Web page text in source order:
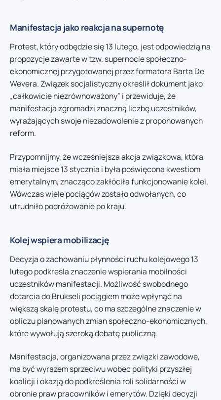
Manifestacja jako reakcja na supernotę
Protest, który odbędzie się 13 lutego, jest odpowiedzią na
propozycje zawarte w tzw. supernocie społeczno-
ekonomicznej przygotowanej przez formatora Barta De
Wevera. Związek socjalistyczny określił dokument jako
„całkowicie niezrównoważony” i przewiduje, że
manifestacja zgromadzi znaczną liczbę uczestników,
wyrażających swoje niezadowolenie z proponowanych
reform.
Przypomnijmy, że wcześniejsza akcja związkowa, która
miała miejsce 13 stycznia i była poświęcona kwestiom
emerytalnym, znacząco zakłóciła funkcjonowanie kolei.
Wówczas wiele pociągów zostało odwołanych, co
utrudniło podróżowanie po kraju.
Kolej wspiera mobilizację
Decyzja o zachowaniu płynności ruchu kolejowego 13
lutego podkreśla znaczenie wspierania mobilności
uczestników manifestacji. Możliwość swobodnego
dotarcia do Brukseli pociągiem może wpłynąć na
większą skalę protestu, co ma szczególne znaczenie w
obliczu planowanych zmian społeczno-ekonomicznych,
które wywołują szeroką debatę publiczną.
Manifestacja, organizowana przez związki zawodowe,
ma być wyrazem sprzeciwu wobec polityki przyszłej
koalicji i okazją do podkreślenia roli solidarności w
obronie praw pracowników i emerytów. Dzięki decyzji